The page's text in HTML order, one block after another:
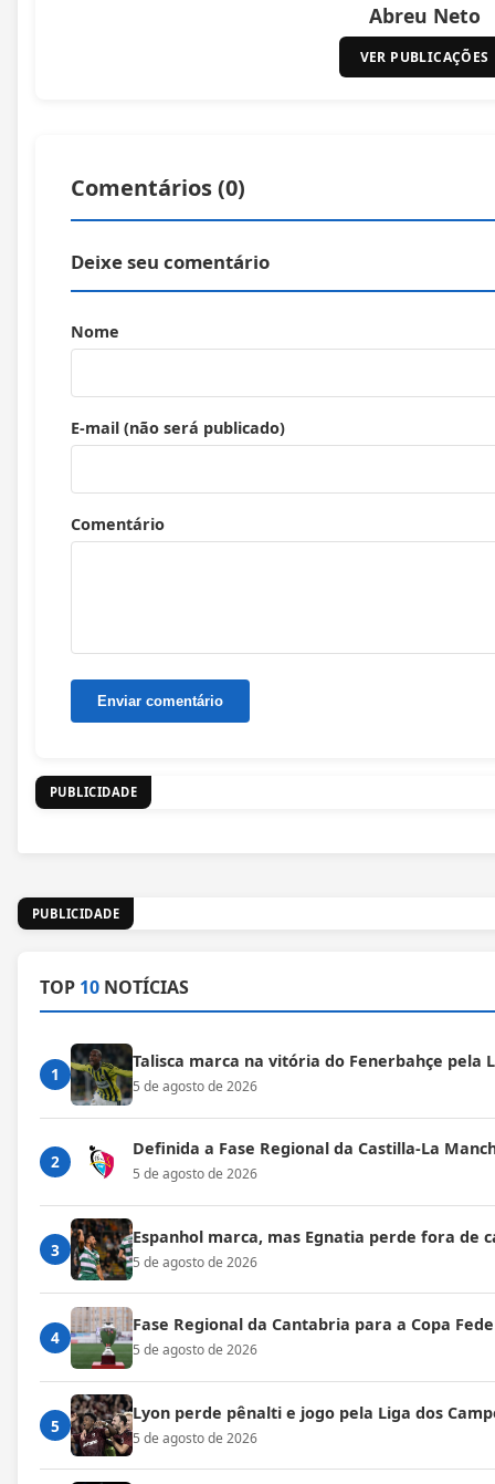
Abreu Neto
VER PUBLICAÇÕES
Comentários (0)
Deixe seu comentário
Nome
E-mail (não será publicado)
Comentário
PUBLICIDADE
PUBLICIDADE
TOP 10 NOTÍCIAS
1
Talisca marca na vitória do Fenerbahçe pela
5 de agosto de 2026
2
Definida a Fase Regional da Castilla-La
5 de agosto de 2026
3
Espanhol marca, mas Egnatia perde fora de
5 de agosto de 2026
4
Fase Regional da Cantabria para a Copa
5 de agosto de 2026
5
Lyon perde pênalti e jogo pela Liga dos
5 de agosto de 2026